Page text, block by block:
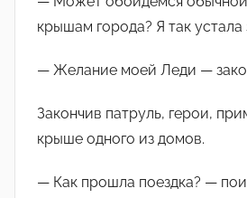
крышам города? Я так устала
— Желание моей Леди —
Закончив патруль, герои,
крыше одного из домов.
— Как прошла поездка? —